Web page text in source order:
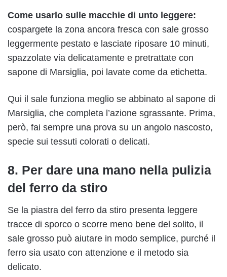
Come usarlo sulle macchie di unto leggere:
cospargete la zona ancora fresca con sale grosso
leggermente pestato e lasciate riposare 10 minuti,
spazzolate via delicatamente e pretrattate con
sapone di Marsiglia, poi lavate come da etichetta.
Qui il sale funziona meglio se abbinato al sapone di
Marsiglia, che completa l’azione sgrassante. Prima,
però, fai sempre una prova su un angolo nascosto,
specie sui tessuti colorati o delicati.
8. Per dare una mano nella pulizia
del ferro da stiro
Se la piastra del ferro da stiro presenta leggere
tracce di sporco o scorre meno bene del solito, il
sale grosso può aiutare in modo semplice, purché il
ferro sia usato con attenzione e il metodo sia
delicato.